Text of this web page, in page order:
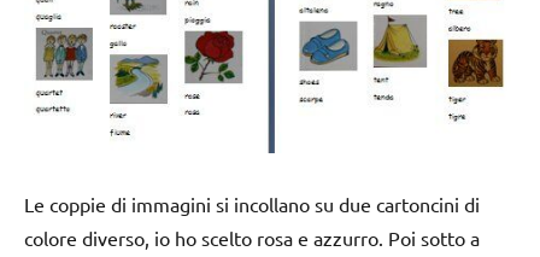
Le coppie di immagini si incollano su due cartoncini di
colore diverso, io ho scelto rosa e azzurro. Poi sotto a